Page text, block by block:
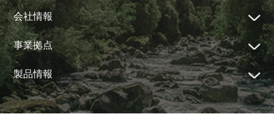
会社情報
事業拠点
製品情報